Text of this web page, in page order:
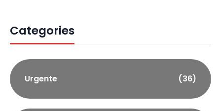
Categories
Urgente (36)